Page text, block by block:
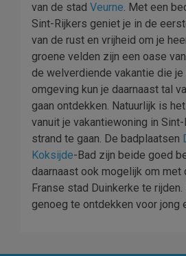
van de stad Veurne. Met een
Sint-Rijkers geniet je in de
van de rust en vrijheid om je
groene velden zijn een oase
de welverdiende vakantie die je
omgeving kun je daarnaast tal
gaan ontdekken. Natuurlijk is
vanuit je vakantiewoning in
strand te gaan. De badplaatsen
Koksijde-Bad zijn beide goed
daarnaast ook mogelijk om met
Franse stad Duinkerke te
genoeg te ontdekken voor jong